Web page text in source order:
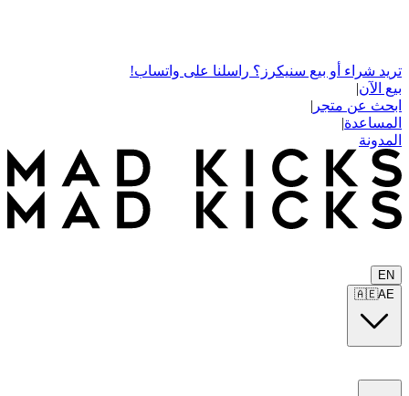
تريد شراء أو بيع سنيكرز؟ راسلنا على واتساب!
بيع الآن|
ابحث عن متجر |
المساعدة|
المدونة
EN
🇦🇪AE